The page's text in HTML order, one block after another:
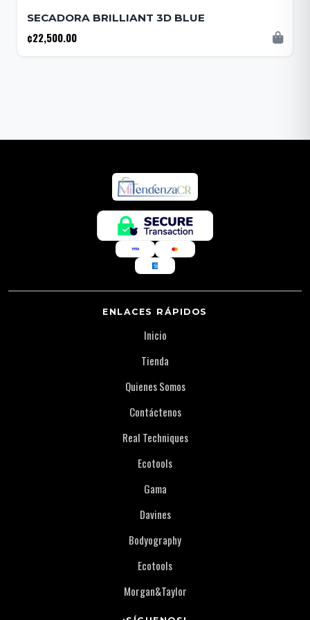
SECADORA BRILLIANT 3D BLUE
¢22,500.00
ENLACES RÁPIDOS
Inicio
Tienda
Quienes Somos
Contáctenos
Real Techniques
Ecotools
Gama
Davines
Bodyography
Ecotools
Morgan&Taylor